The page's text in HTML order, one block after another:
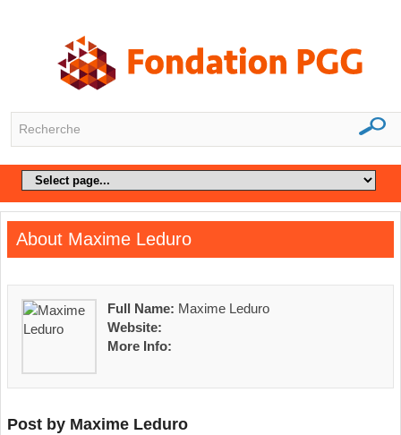
About Maxime Leduro
Full Name: Maxime Leduro
Website:
More Info:
Post by Maxime Leduro